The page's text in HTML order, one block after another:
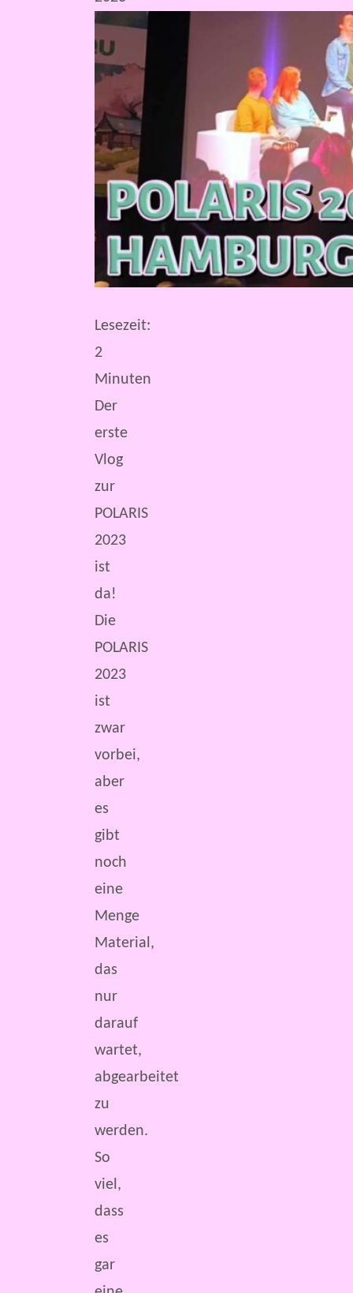
Lesezeit:
2
Minuten
Der
erste
Vlog
zur
POLARIS
2023
ist
da!
Die
POLARIS
2023
ist
zwar
vorbei,
aber
es
gibt
noch
eine
Menge
Material,
das
nur
darauf
wartet,
abgearbeitet
zu
werden.
So
viel,
dass
es
gar